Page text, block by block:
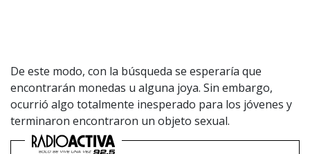
De este modo, con la búsqueda se esperaría que
encontrarán monedas u alguna joya. Sin embargo,
ocurrió algo totalmente inesperado para los jóvenes y
terminaron encontraron un objeto sexual.